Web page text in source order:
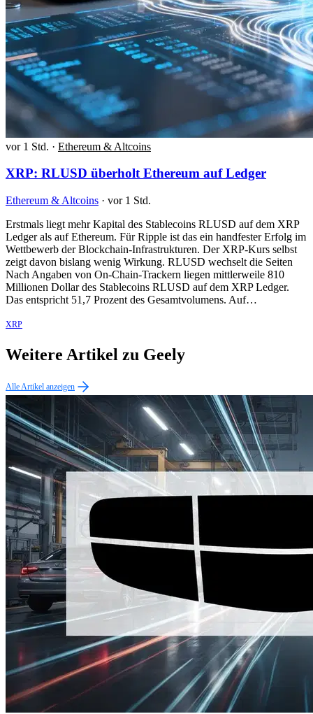
vor 1 Std. · Ethereum & Altcoins
XRP: RLUSD überholt Ethereum auf Ledger
Ethereum & Altcoins · vor 1 Std.
Erstmals liegt mehr Kapital des Stablecoins RLUSD auf dem XRP
Ledger als auf Ethereum. Für Ripple ist das ein handfester Erfolg im
Wettbewerb der Blockchain-Infrastrukturen. Der XRP-Kurs selbst
zeigt davon bislang wenig Wirkung. RLUSD wechselt die Seiten
Nach Angaben von On-Chain-Trackern liegen mittlerweile 810
Millionen Dollar des Stablecoins RLUSD auf dem XRP Ledger.
Das entspricht 51,7 Prozent des Gesamtvolumens. Auf…
XRP
Weitere Artikel zu Geely
Alle Artikel anzeigen